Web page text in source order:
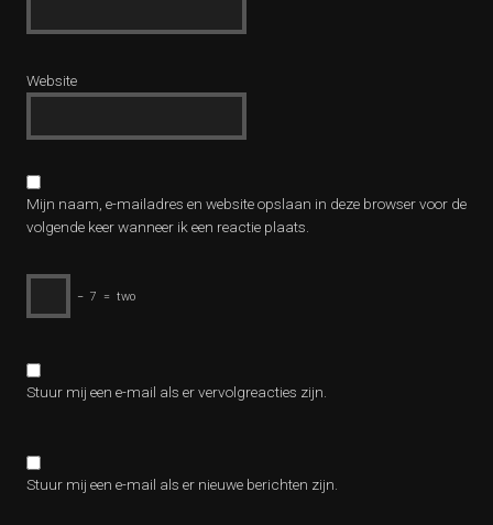
Website
Mijn naam, e-mailadres en website opslaan in deze browser voor de
volgende keer wanneer ik een reactie plaats.
− 7 = two
Stuur mij een e-mail als er vervolgreacties zijn.
Stuur mij een e-mail als er nieuwe berichten zijn.